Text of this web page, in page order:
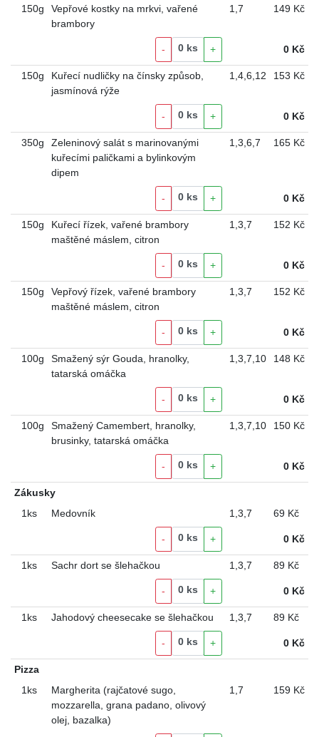
150g
Vepřové kostky na mrkvi, vařené
brambory
1 7 149 Kč
- 0 ks + 0 Kč
150g
Kuřecí nudličky na čínsky způsob,
jasmínová rýže
1 4, 6 12 153 Kč
- 0 ks + 0 Kč
350g
Zeleninový salát s marinovanými
kuřecími paličkami a bylinkovým
dipem
1 3 6 7 165 Kč
- 0 ks + 0 Kč
150g
Kuřecí řízek, vařené brambory
maštěné máslem, citron
1 3 7 152 Kč
- 0 ks + 0 Kč
150g
Vepřový řízek, vařené brambory
maštěné máslem, citron
1 3 7 152 Kč
- 0 ks + 0 Kč
100g
Smažený sýr Gouda, hranolky,
tatarská omáčka
1 3 7 10 148 Kč
- 0 ks + 0 Kč
100g
Smažený Camembert, hranolky,
brusinky, tatarská omáčka
1 3 7 10 150 Kč
- 0 ks + 0 Kč
Zákusky
1ks
Medovník 1 3 7 69 Kč
- 0 ks + 0 Kč
1ks Sachr dort se šlehačkou 1 3 7 89 Kč
- 0 ks + 0 Kč
1ks Jahodový cheesecake se šlehačkou 1 3 7 89 Kč
- 0 ks + 0 Kč
Pizza
1ks
Margherita (rajčatové sugo,
mozzarella, grana padano, olivový
olej, bazalka)
1 7 159 Kč